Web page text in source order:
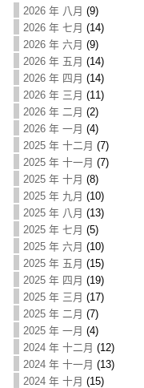
2026 年 八月 (9)
2026 年 七月 (14)
2026 年 六月 (9)
2026 年 五月 (14)
2026 年 四月 (14)
2026 年 三月 (11)
2026 年 二月 (2)
2026 年 一月 (4)
2025 年 十二月 (7)
2025 年 十一月 (7)
2025 年 十月 (8)
2025 年 九月 (10)
2025 年 八月 (13)
2025 年 七月 (5)
2025 年 六月 (10)
2025 年 五月 (15)
2025 年 四月 (19)
2025 年 三月 (17)
2025 年 二月 (7)
2025 年 一月 (4)
2024 年 十二月 (12)
2024 年 十一月 (13)
2024 年 十月 (15)